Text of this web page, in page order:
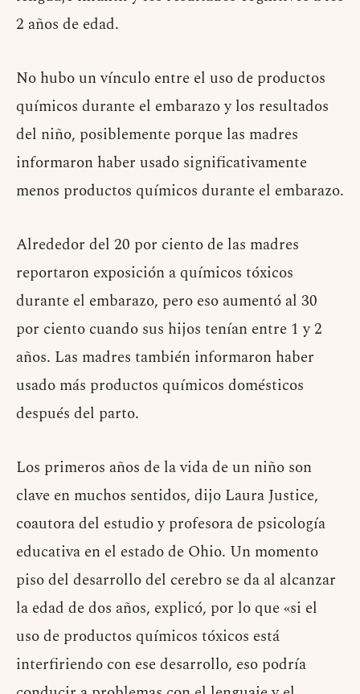
2 años de edad.
No hubo un vínculo entre el uso de productos
químicos durante el embarazo y los resultados
del niño, posiblemente porque las madres
informaron haber usado significativamente
menos productos químicos durante el embarazo.
Alrededor del 20 por ciento de las madres
reportaron exposición a químicos tóxicos
durante el embarazo, pero eso aumentó al 30
por ciento cuando sus hijos tenían entre 1 y 2
años. Las madres también informaron haber
usado más productos químicos domésticos
después del parto.
Los primeros años de la vida de un niño son
clave en muchos sentidos, dijo Laura Justice,
coautora del estudio y profesora de psicología
educativa en el estado de Ohio. Un momento
piso del desarrollo del cerebro se da al alcanzar
la edad de dos años, explicó, por lo que «si el
uso de productos químicos tóxicos está
interfiriendo con ese desarrollo, eso podría